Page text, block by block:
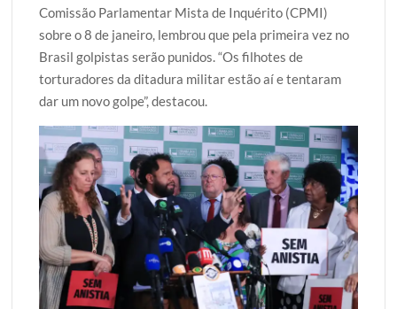
Comissão Parlamentar Mista de Inquérito (CPMI)
sobre o 8 de janeiro, lembrou que pela primeira vez no
Brasil golpistas serão punidos. “Os filhotes de
torturadores da ditadura militar estão aí e tentaram
dar um novo golpe”, destacou.